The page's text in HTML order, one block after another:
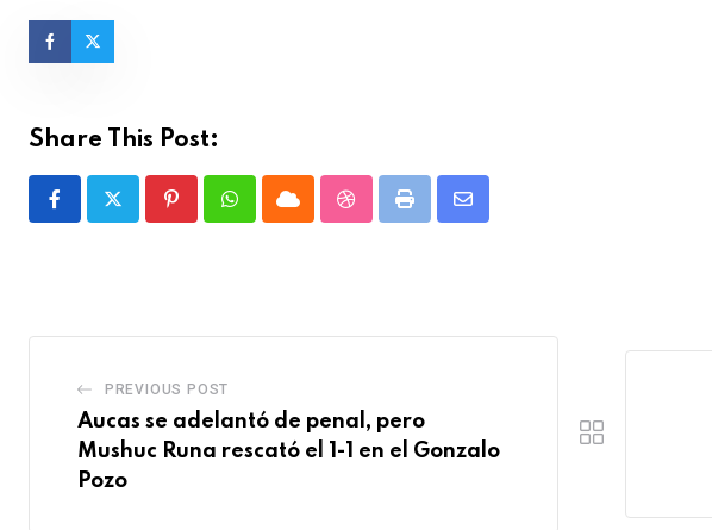
Share This Post:
PinterestWhatsappCloud StumbleUpon
Print
Share
PREVIOUS POST
Aucas se adelantó de penal, pero
Mushuc Runa rescató el 1-1 en el Gonzalo
Pozo